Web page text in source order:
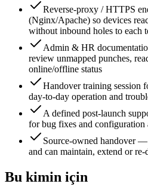
Reverse-proxy / HTTPS
(Nginx/Apache) so devices
without inbound holes to each
Admin & HR
review unmapped punches,
online/offline status
Handover training session
day-to-day operation and
A defined post-launch
for bug fixes and configuration
Source-owned handover
and can maintain, extend or
Bu kimin için